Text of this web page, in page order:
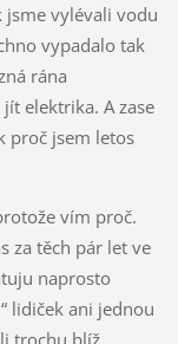
jsme vylévali vodu
vypadalo tak
rána
elektrika. A zase
proč jsem letos
vím proč.
za těch pár let ve
naprosto
lidiček ani jednou
trochu blíž.